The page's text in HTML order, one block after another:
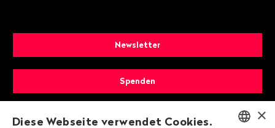
Newsletter
Spenden
Mitglied werden ×
Diese Webseite verwendet Cookies.